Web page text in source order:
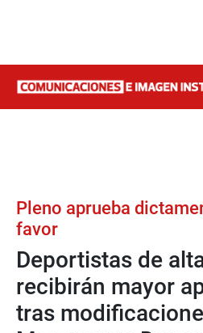
Pleno aprueba
favor
Deportistas de
recibirán mayor
tras